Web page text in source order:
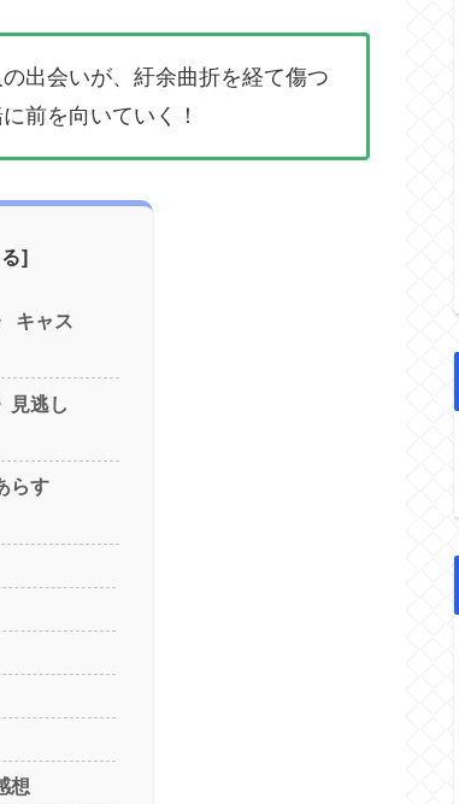
出会いが、紆余曲折を経て傷つ
前を向いていく！
キャス
見逃し
らす
想